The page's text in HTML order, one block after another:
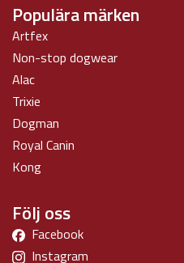
Populära märken
Artfex
Non-stop dogwear
Alac
Trixie
Dogman
Royal Canin
Kong
Följ oss
Facebook
Instagram